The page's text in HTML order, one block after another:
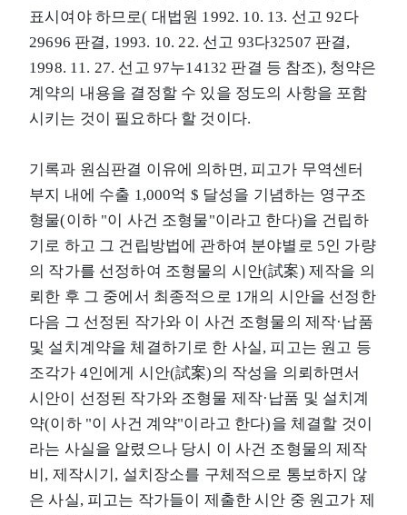
표시여야 하므로( 대법원 1992. 10. 13. 선고 92다
29696 판결, 1993. 10. 22. 선고 93다32507 판결,
1998. 11. 27. 선고 97누14132 판결 등 참조), 청약은
계약의 내용을 결정할 수 있을 정도의 사항을 포함
시키는 것이 필요하다 할 것이다.
기록과 원심판결 이유에 의하면, 피고가 무역센터
부지 내에 수출 1,000억 $ 달성을 기념하는 영구조
형물(이하 "이 사건 조형물"이라고 한다)을 건립하
기로 하고 그 건립방법에 관하여 분야별로 5인 가량
의 작가를 선정하여 조형물의 시안(試案) 제작을 의
뢰한 후 그 중에서 최종적으로 1개의 시안을 선정한
다음 그 선정된 작가와 이 사건 조형물의 제작·납품
및 설치계약을 체결하기로 한 사실, 피고는 원고 등
조각가 4인에게 시안(試案)의 작성을 의뢰하면서
시안이 선정된 작가와 조형물 제작·납품 및 설치계
약(이하 "이 사건 계약"이라고 한다)을 체결할 것이
라는 사실을 알렸으나 당시 이 사건 조형물의 제작
비, 제작시기, 설치장소를 구체적으로 통보하지 않
은 사실, 피고는 작가들이 제출한 시안 중 원고가 제